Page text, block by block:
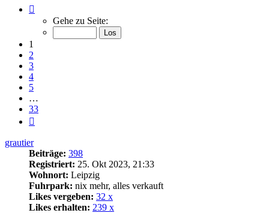
von
Gehe zu Seite:
1
2
3
4
5
…
33
grautier
Beiträge: 398
Registriert: 25. Okt 2023, 21:33
Wohnort: Leipzig
Fuhrpark: nix mehr, alles verkauft
Likes vergeben: 32 x
Likes erhalten: 239 x